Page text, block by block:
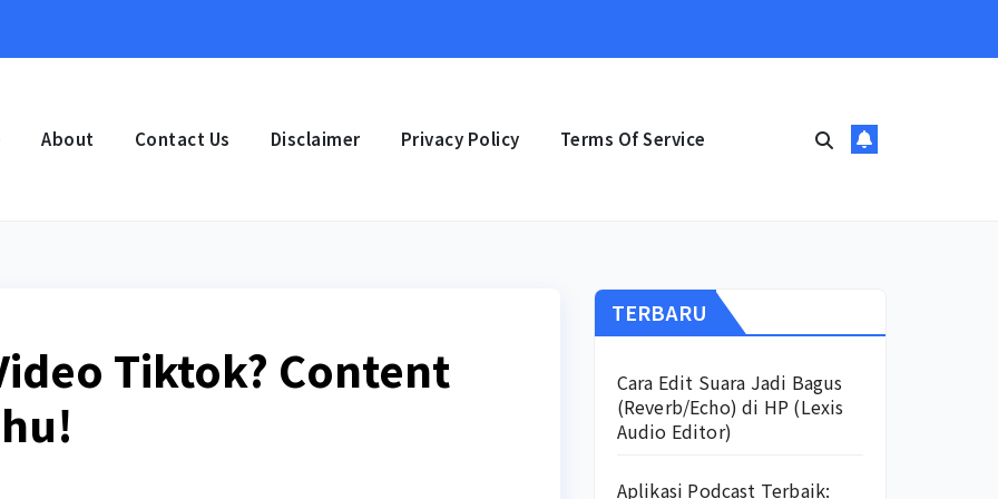
About Contact Us Disclaimer Privacy Policy Terms Of Service
Tiktok? Content
TERBARU
Cara Edit Suara Jadi Bagus
(Reverb/Echo) di HP (Lexis
Audio Editor)
Aplikasi Podcast Terbaik: